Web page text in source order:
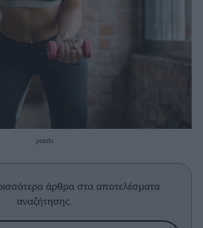
pexels
άρθρα στα αποτελέσματα
αναζήτησης.